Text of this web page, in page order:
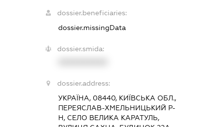
dossier.beneficiaries:
dossier.missingData
dossier.smida:
dossier.address:
УКРАЇНА, 08440, КИЇВСЬКА ОБЛ.,
ПЕРЕЯСЛАВ-ХМЕЛЬНИЦЬКИЙ Р-
Н, СЕЛО ВЕЛИКА КАРАТУЛЬ,